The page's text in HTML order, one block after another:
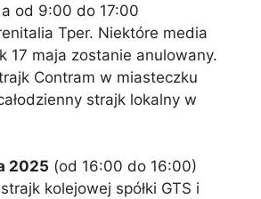
od 9:00 do 17:00
Tper. Niektóre media
17 maja zostanie anulowany.
Contram w miasteczku
strajk lokalny w
2025 (od 16:00 do 16:00)
kolejowej spółki GTS i